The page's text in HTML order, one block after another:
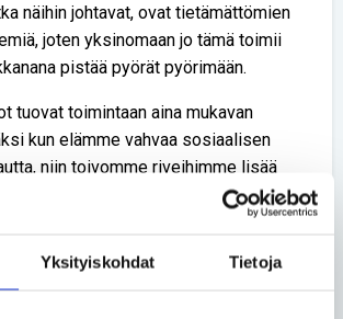
Yksityiskohdat Tietoja
näihin johtavat, ovat tietämättömien
joten yksinomaan jo tämä toimii
pistää pyörät pyörimään.
tuovat toimintaan aina mukavan
kun elämme vahvaa sosiaalisen
niin toivomme riveihimme lisää
että voimme tarjota
ja mukavaa toimintaa vammasta ja
myös joukkovoimaa ja rajojen